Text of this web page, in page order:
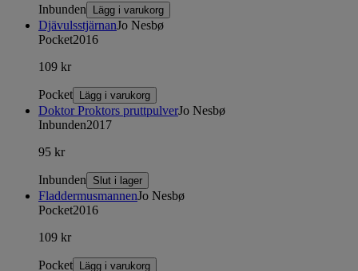
Inbunden Lägg i varukorg
DjävulsstjärnanJo Nesbø
Pocket2016
109 kr
Pocket Lägg i varukorg
Doktor Proktors pruttpulverJo Nesbø
Inbunden2017
95 kr
Inbunden Slut i lager
FladdermusmannenJo Nesbø
Pocket2016
109 kr
Pocket Lägg i varukorg